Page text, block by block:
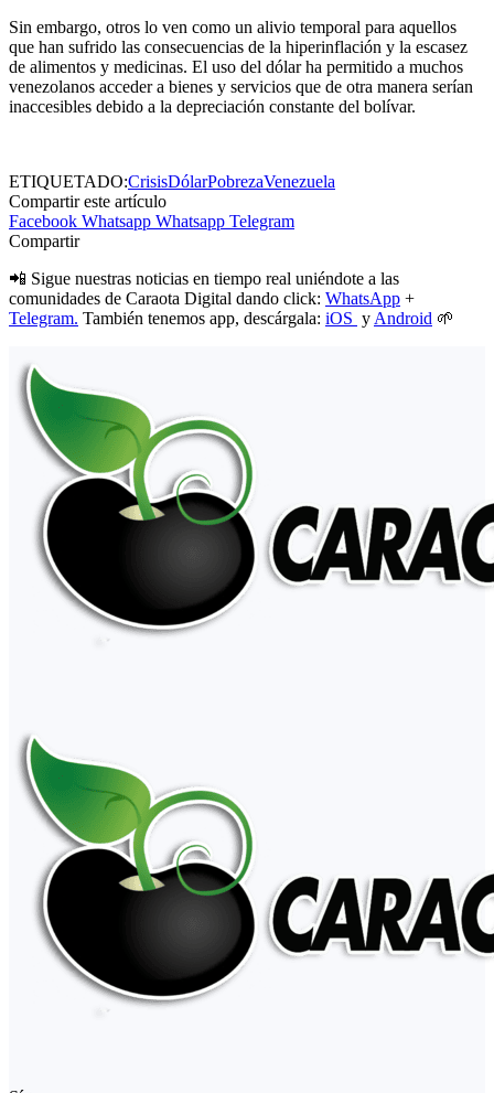
Sin embargo, otros lo ven como un alivio temporal para aquellos
que han sufrido las consecuencias de la hiperinflación y la escasez
de alimentos y medicinas. El uso del dólar ha permitido a muchos
venezolanos acceder a bienes y servicios que de otra manera serían
inaccesibles debido a la depreciación constante del bolívar.
ETIQUETADO:CrisisDólarPobrezaVenezuela
Compartir este artículo
Facebook Whatsapp Whatsapp Telegram
Compartir
📲 Sigue nuestras noticias en tiempo real uniéndote a las
comunidades de Caraota Digital dando click: WhatsApp +
Telegram. También tenemos app, descárgala: iOS y Android 🌱